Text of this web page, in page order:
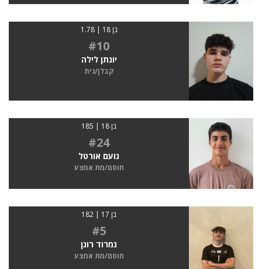
בן 18 | 1.78
#10
יונתן לילה
קבלן/נית
בן 18 | 185
#24
נועם אורטל
חוסם/מת אמצע
בן 17 | 182
#5
נמרוד רונן
חוסם/מת אמצע